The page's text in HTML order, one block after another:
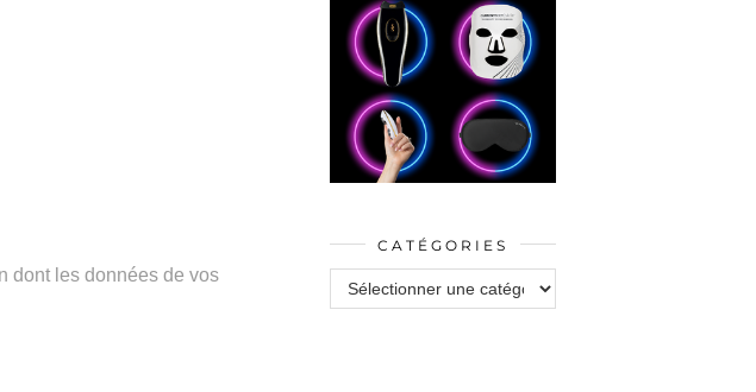
dont les données de vos
CATÉGORIES
Catégories